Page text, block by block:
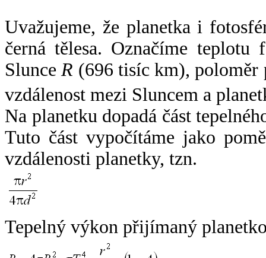
Uvažujeme, že planetka i
černá tělesa. Označíme
SlunceR (696 tisíc km),
vzdálenost mezi Sluncem a
Na planetku dopadá část
Tuto část vypočítáme jako
vzdálenosti planetky, tzn.
Tepelný výkon přijímaný